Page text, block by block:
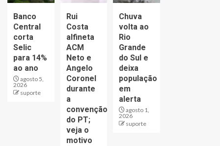
Banco
Central
corta
Selic
para 14%
ao ano
agosto 5,
2026
suporte
Rui
Costa
alfineta
ACM
Neto e
Angelo
Coronel
durante
a
convenção
do PT;
veja o
motivo
Chuva
volta ao
Rio
Grande
do Sul e
deixa
população
em
alerta
agosto 1,
2026
suporte